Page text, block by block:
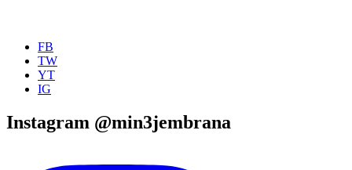
FB
TW
YT
IG
Instagram @min3jembrana